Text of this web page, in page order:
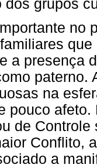
dos grupos
no
a presença
paterno.
na
pouco
de
Conflito,
a